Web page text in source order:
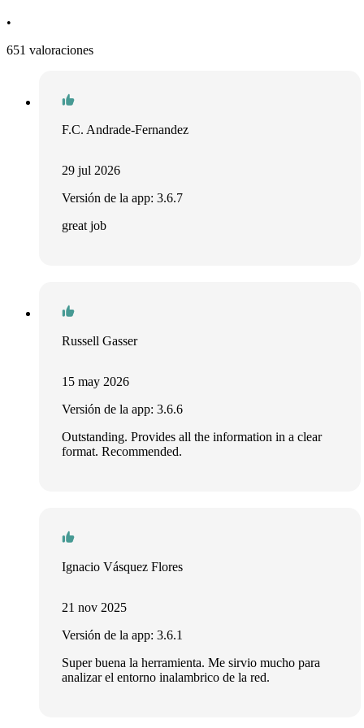
•
651 valoraciones
F.C. Andrade-Fernandez
29 jul 2026
Versión de la app: 3.6.7
great job
Russell Gasser
15 may 2026
Versión de la app: 3.6.6
Outstanding. Provides all the information in a clear
format. Recommended.
Ignacio Vásquez Flores
21 nov 2025
Versión de la app: 3.6.1
Super buena la herramienta. Me sirvio mucho para
analizar el entorno inalambrico de la red.